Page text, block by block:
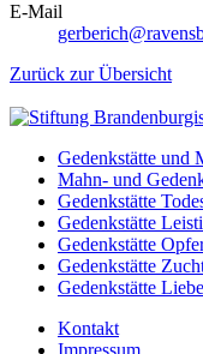
E-Mail
Zurück zur Übersicht
Gedenkstätte und
Mahn- und
Gedenkstätte
Gedenkstätte
Gedenkstätte
Gedenkstätte
Gedenkstätte
Kontakt